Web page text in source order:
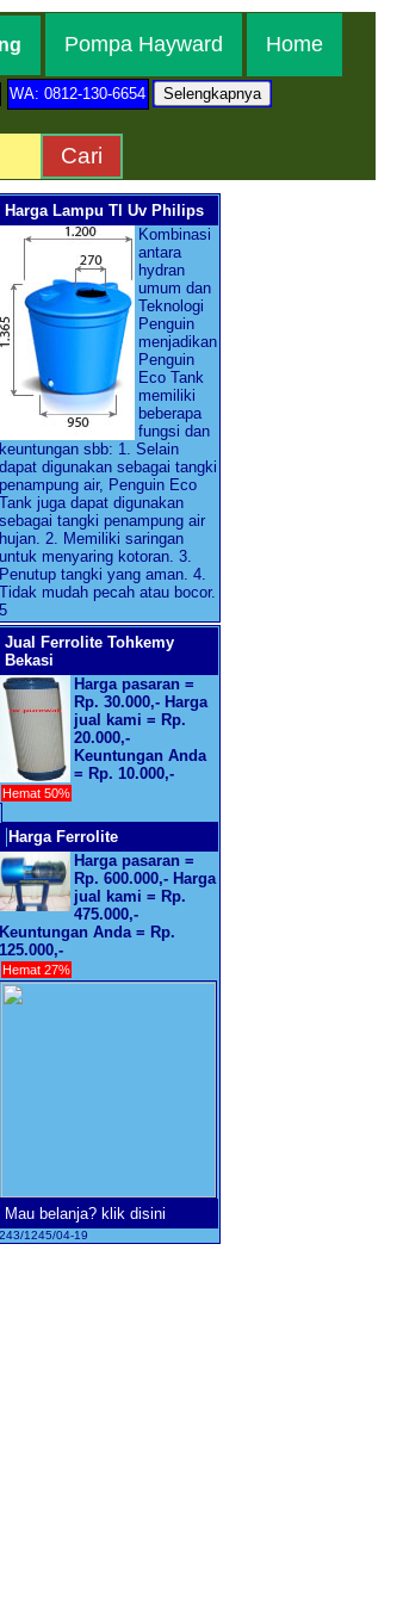
Pompa Hayward Home
WA: 0812-130-6654
Harga Lampu Tl Uv Philips
Kombinasi
antara
hydran
umum dan
Teknologi
Penguin
menjadikan
Penguin
Eco Tank
memiliki
beberapa
fungsi dan
keuntungan sbb: 1. Selain
dapat digunakan sebagai tangki
penampung air, Penguin Eco
Tank juga dapat digunakan
sebagai tangki penampung air
hujan. 2. Memiliki saringan
untuk menyaring kotoran. 3.
Penutup tangki yang aman. 4.
Tidak mudah pecah atau bocor.
5
Jual Ferrolite Tohkemy
Bekasi
Harga pasaran =
Rp. 30.000,- Harga
jual kami = Rp.
20.000,-
Keuntungan Anda
= Rp. 10.000,-
Hemat 50%
Harga Ferrolite
Harga pasaran =
Rp. 600.000,- Harga
jual kami = Rp.
475.000,-
Keuntungan Anda = Rp.
125.000,-
Hemat 27%
Mau belanja? klik disini
243/1245/04-19